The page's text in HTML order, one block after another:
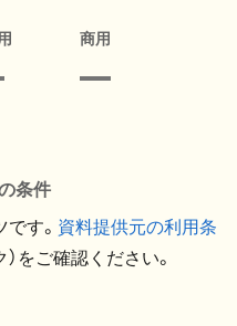
商用
条件
す。 資料提供元の利用条
をご確認ください。